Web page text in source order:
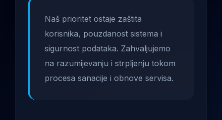
Naš prioritet ostaje zaštita
korisnika, pouzdanost sistema i
sigurnost podataka. Zahvaljujemo
na razumijevanju i strpljenju tokom
procesa sanacije i obnove servisa.